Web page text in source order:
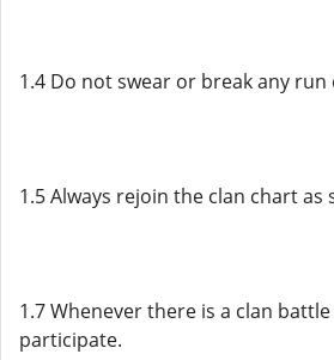
1.4 Do not swear or break any run
1.5 Always rejoin the clan chart as
1.7 Whenever there is a clan
participate.